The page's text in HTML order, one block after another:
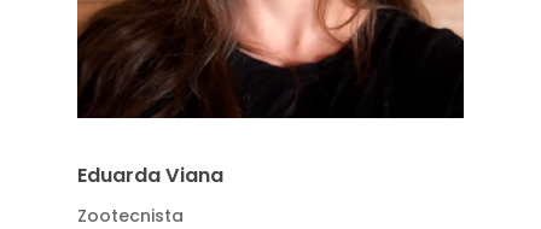
Eduarda Viana
Zootecnista